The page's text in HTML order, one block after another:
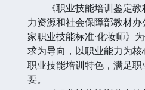
《职业技能培训鉴定教
力资源和社会保障部教材
家职业技能标准·化妆师》
求为导向，以职业能力为
职业技能培训特色，满足
要。